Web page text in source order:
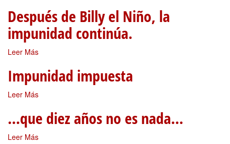
Después de Billy el Niño, la
impunidad continúa.
Leer Más
Impunidad impuesta
Leer Más
...que diez años no es nada...
Leer Más